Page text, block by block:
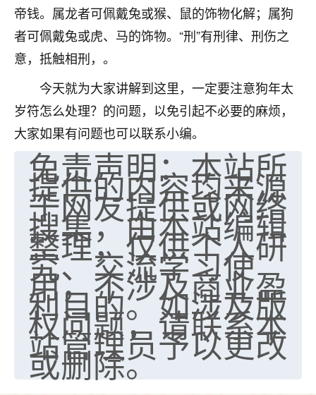
帝钱。属龙者可佩戴兔或猴、鼠的饰物化解；属狗
者可佩戴兔或虎、马的饰物。“刑”有刑律、刑伤之
意，抵触相刑，。
今天就为大家讲解到这里，一定要注意狗年太
岁符怎么处理？的问题，以免引起不必要的麻烦，
大家如果有问题也可以联系小编。
免责声明：本站所
提供的内容均来源
于网友提供或网络
搜集，由本站编辑
整理，仅供个人研
究、交流学习使
用，不涉及商业盈
利目的。如涉及版
权问题，请联系本
站管理员予以更改
或删除。